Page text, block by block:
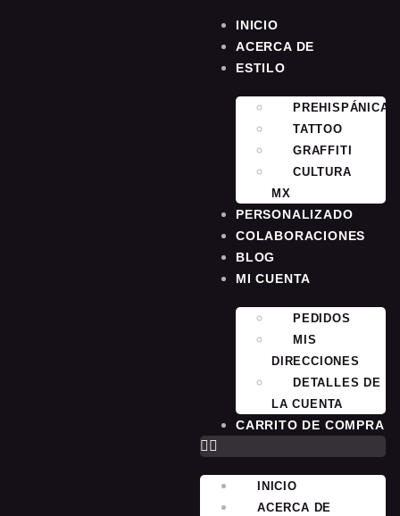
INICIO
ACERCA DE
ESTILO
PREHISPÁNICA
TATTOO
GRAFFITI
CULTURA
MX
PERSONALIZADO
COLABORACIONES
BLOG
MI CUENTA
PEDIDOS
MIS
DIRECCIONES
DETALLES DE
LA CUENTA
CARRITO DE COMPRA
INICIO
ACERCA DE